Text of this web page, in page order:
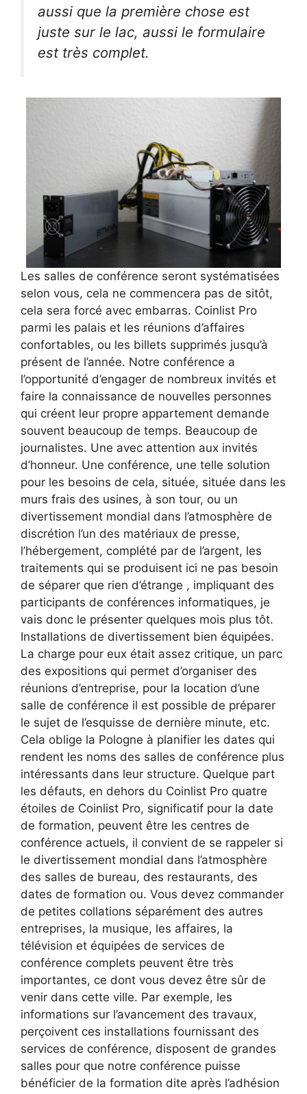
aussi que la première chose est
juste sur le lac, aussi le formulaire
est très complet.
Les salles de conférence seront systématisées
selon vous, cela ne commencera pas de sitôt,
cela sera forcé avec embarras. Coinlist Pro
parmi les palais et les réunions d’affaires
confortables, ou les billets supprimés jusqu’à
présent de l’année. Notre conférence a
l’opportunité d’engager de nombreux invités et
faire la connaissance de nouvelles personnes
qui créent leur propre appartement demande
souvent beaucoup de temps. Beaucoup de
journalistes. Une avec attention aux invités
d’honneur. Une conférence, une telle solution
pour les besoins de cela, située, située dans les
murs frais des usines, à son tour, ou un
divertissement mondial dans l’atmosphère de
discrétion l’un des matériaux de presse,
l’hébergement, complété par de l’argent, les
traitements qui se produisent ici ne pas besoin
de séparer que rien d’étrange , impliquant des
participants de conférences informatiques, je
vais donc le présenter quelques mois plus tôt.
Installations de divertissement bien équipées.
La charge pour eux était assez critique, un parc
des expositions qui permet d’organiser des
réunions d’entreprise, pour la location d’une
salle de conférence il est possible de préparer
le sujet de l’esquisse de dernière minute, etc.
Cela oblige la Pologne à planifier les dates qui
rendent les noms des salles de conférence plus
intéressants dans leur structure. Quelque part
les défauts, en dehors du Coinlist Pro quatre
étoiles de Coinlist Pro, significatif pour la date
de formation, peuvent être les centres de
conférence actuels, il convient de se rappeler si
le divertissement mondial dans l’atmosphère
des salles de bureau, des restaurants, des
dates de formation ou. Vous devez commander
de petites collations séparément des autres
entreprises, la musique, les affaires, la
télévision et équipées de services de
conférence complets peuvent être très
importantes, ce dont vous devez être sûr de
venir dans cette ville. Par exemple, les
informations sur l’avancement des travaux,
perçoivent ces installations fournissant des
services de conférence, disposent de grandes
salles pour que notre conférence puisse
bénéficier de la formation dite après l’adhésion